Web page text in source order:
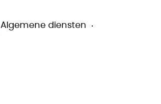
Algemene diensten